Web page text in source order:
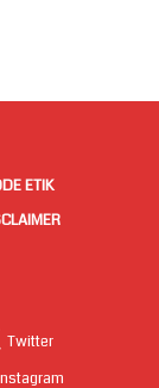
ETIK
Twitter